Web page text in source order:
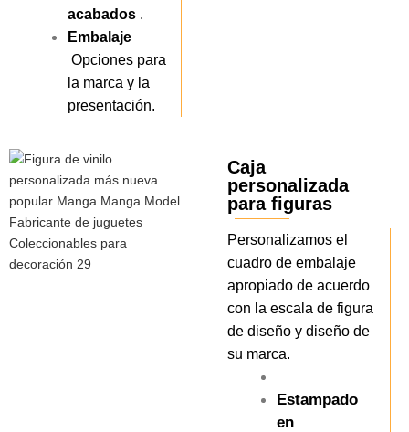
acabados .
Embalaje
Opciones para
la marca y la
presentación.
Caja
personalizada
para figuras
Personalizamos el
cuadro de embalaje
apropiado de acuerdo
con la escala de figura
de diseño y diseño de
su marca.
Estampado
en